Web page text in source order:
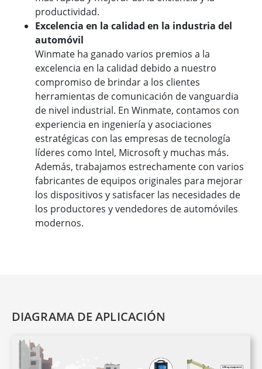
productividad.
Excelencia en la calidad en la industria del
automóvil
Winmate ha ganado varios premios a la
excelencia en la calidad debido a nuestro
compromiso de brindar a los clientes
herramientas de comunicación de vanguardia
de nivel industrial. En Winmate, contamos con
experiencia en ingeniería y asociaciones
estratégicas con las empresas de tecnología
líderes como Intel, Microsoft y muchas más.
Además, trabajamos estrechamente con varios
fabricantes de equipos originales para mejorar
los dispositivos y satisfacer las necesidades de
los productores y vendedores de automóviles
modernos.
DIAGRAMA DE APLICACIÓN